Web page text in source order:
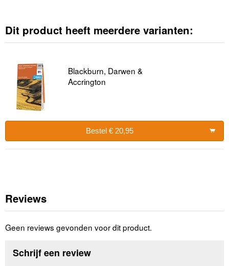
Dit product heeft meerdere varianten:
Blackburn, Darwen &
Accrington
Bestel € 20,95
Reviews
Geen reviews gevonden voor dit product.
Schrijf een review